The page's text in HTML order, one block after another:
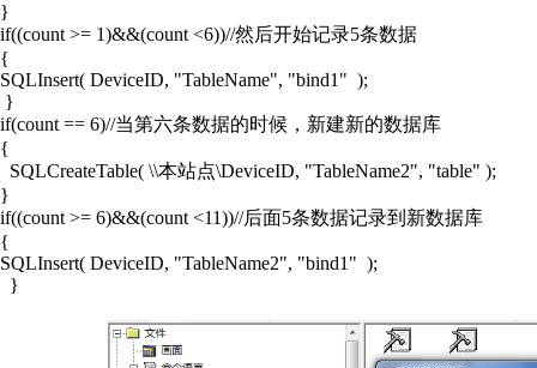
}
if((count >= 1)&&(count <6))//然后开始记录5条数据
{
SQLInsert( DeviceID, "TableName", "bind1" );
}
if(count == 6)//当第六条数据的时候，新建新的数据库
{
SQLCreateTable( \\本站点\DeviceID, "TableName2", "table" );
}
if((count >= 6)&&(count <11))//后面5条数据记录到新数据库
{
SQLInsert( DeviceID, "TableName2", "bind1" );
}